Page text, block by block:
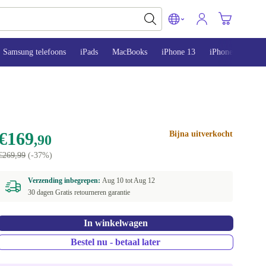
Samsung telefoons iPads MacBooks iPhone 13 iPhone 14
,90
(-37%)
Bijna uitverkocht
Verzending inbegrepen:Aug 10 totAug 12
30 dagen Gratis retourneren garantie
In winkelwagen
Bestel nu - betaal later